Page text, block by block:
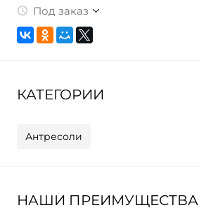
Под заказ
КАТЕГОРИИ
Антресоли
НАШИ ПРЕИМУЩЕСТВА